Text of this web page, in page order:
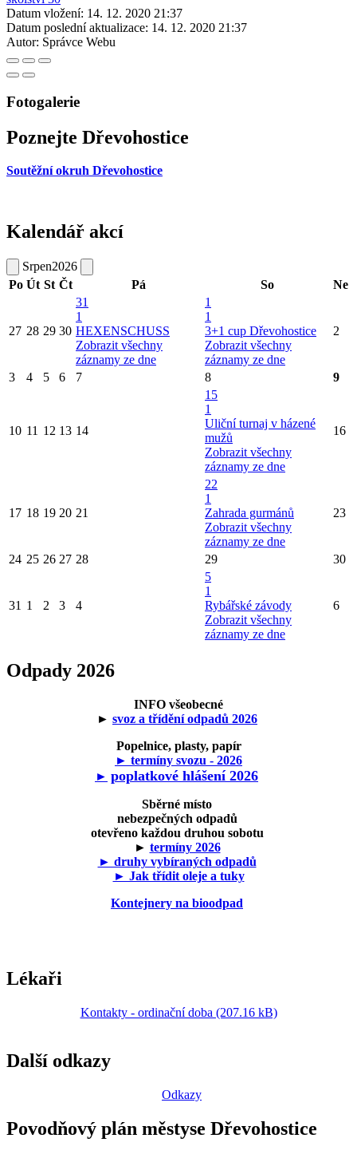
Datum vložení: 14. 12. 2020 21:37
Datum poslední aktualizace: 14. 12. 2020 21:37
Autor: Správce Webu
Fotogalerie
Poznejte Dřevohostice
Soutěžní okruh Dřevohostice
Kalendář akcí
Srpen2026
Po Út St Čt Pá So Ne
27 28 29 30
31
1
HEXENSCHUSS
Zobrazit všechny
záznamy ze dne
1
1
3+1 cup Dřevohostice
Zobrazit všechny
záznamy ze dne
2
3 4 5 6 7 8 9
10 11 12 13 14
15
1
Uliční turnaj v házené
mužů
Zobrazit všechny
záznamy ze dne
16
17 18 19 20 21
22
1
Zahrada gurmánů
Zobrazit všechny
záznamy ze dne
23
24 25 26 27 28 29 30
31 1 2 3 4
5
1
Rybářské závody
Zobrazit všechny
záznamy ze dne
6
Odpady 2026
INFO všeobecné
► svoz a třídění odpadů 2026
Popelnice, plasty, papír
► termíny svozu - 2026
► poplatkové hlášení 2026
Sběrné místo
nebezpečných odpadů
otevřeno každou druhou sobotu
► termíny 2026
► druhy vybíraných odpadů
► Jak třídit oleje a tuky
Kontejnery na bioodpad
Lékaři
Kontakty - ordinační doba (207.16 kB)
Další odkazy
Odkazy
Povodňový plán městyse Dřevohostice